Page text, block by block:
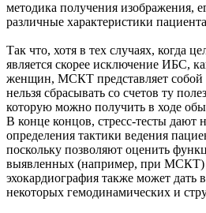
методика получения изображения,
различные характеристики
Так что, хотя в тех случаях, когда
является скорее исключение ИБС,
женщин, МСКТ представляет собой
нельзя сбрасывать со счетов ту
которую можно получить в ходе
В конце концов, стресс-тесты дают
определения тактики ведения
поскольку позволяют оценить
выявленных (например, при МСКТ)
эхокардиография также может дать
некоторых гемодинамических и